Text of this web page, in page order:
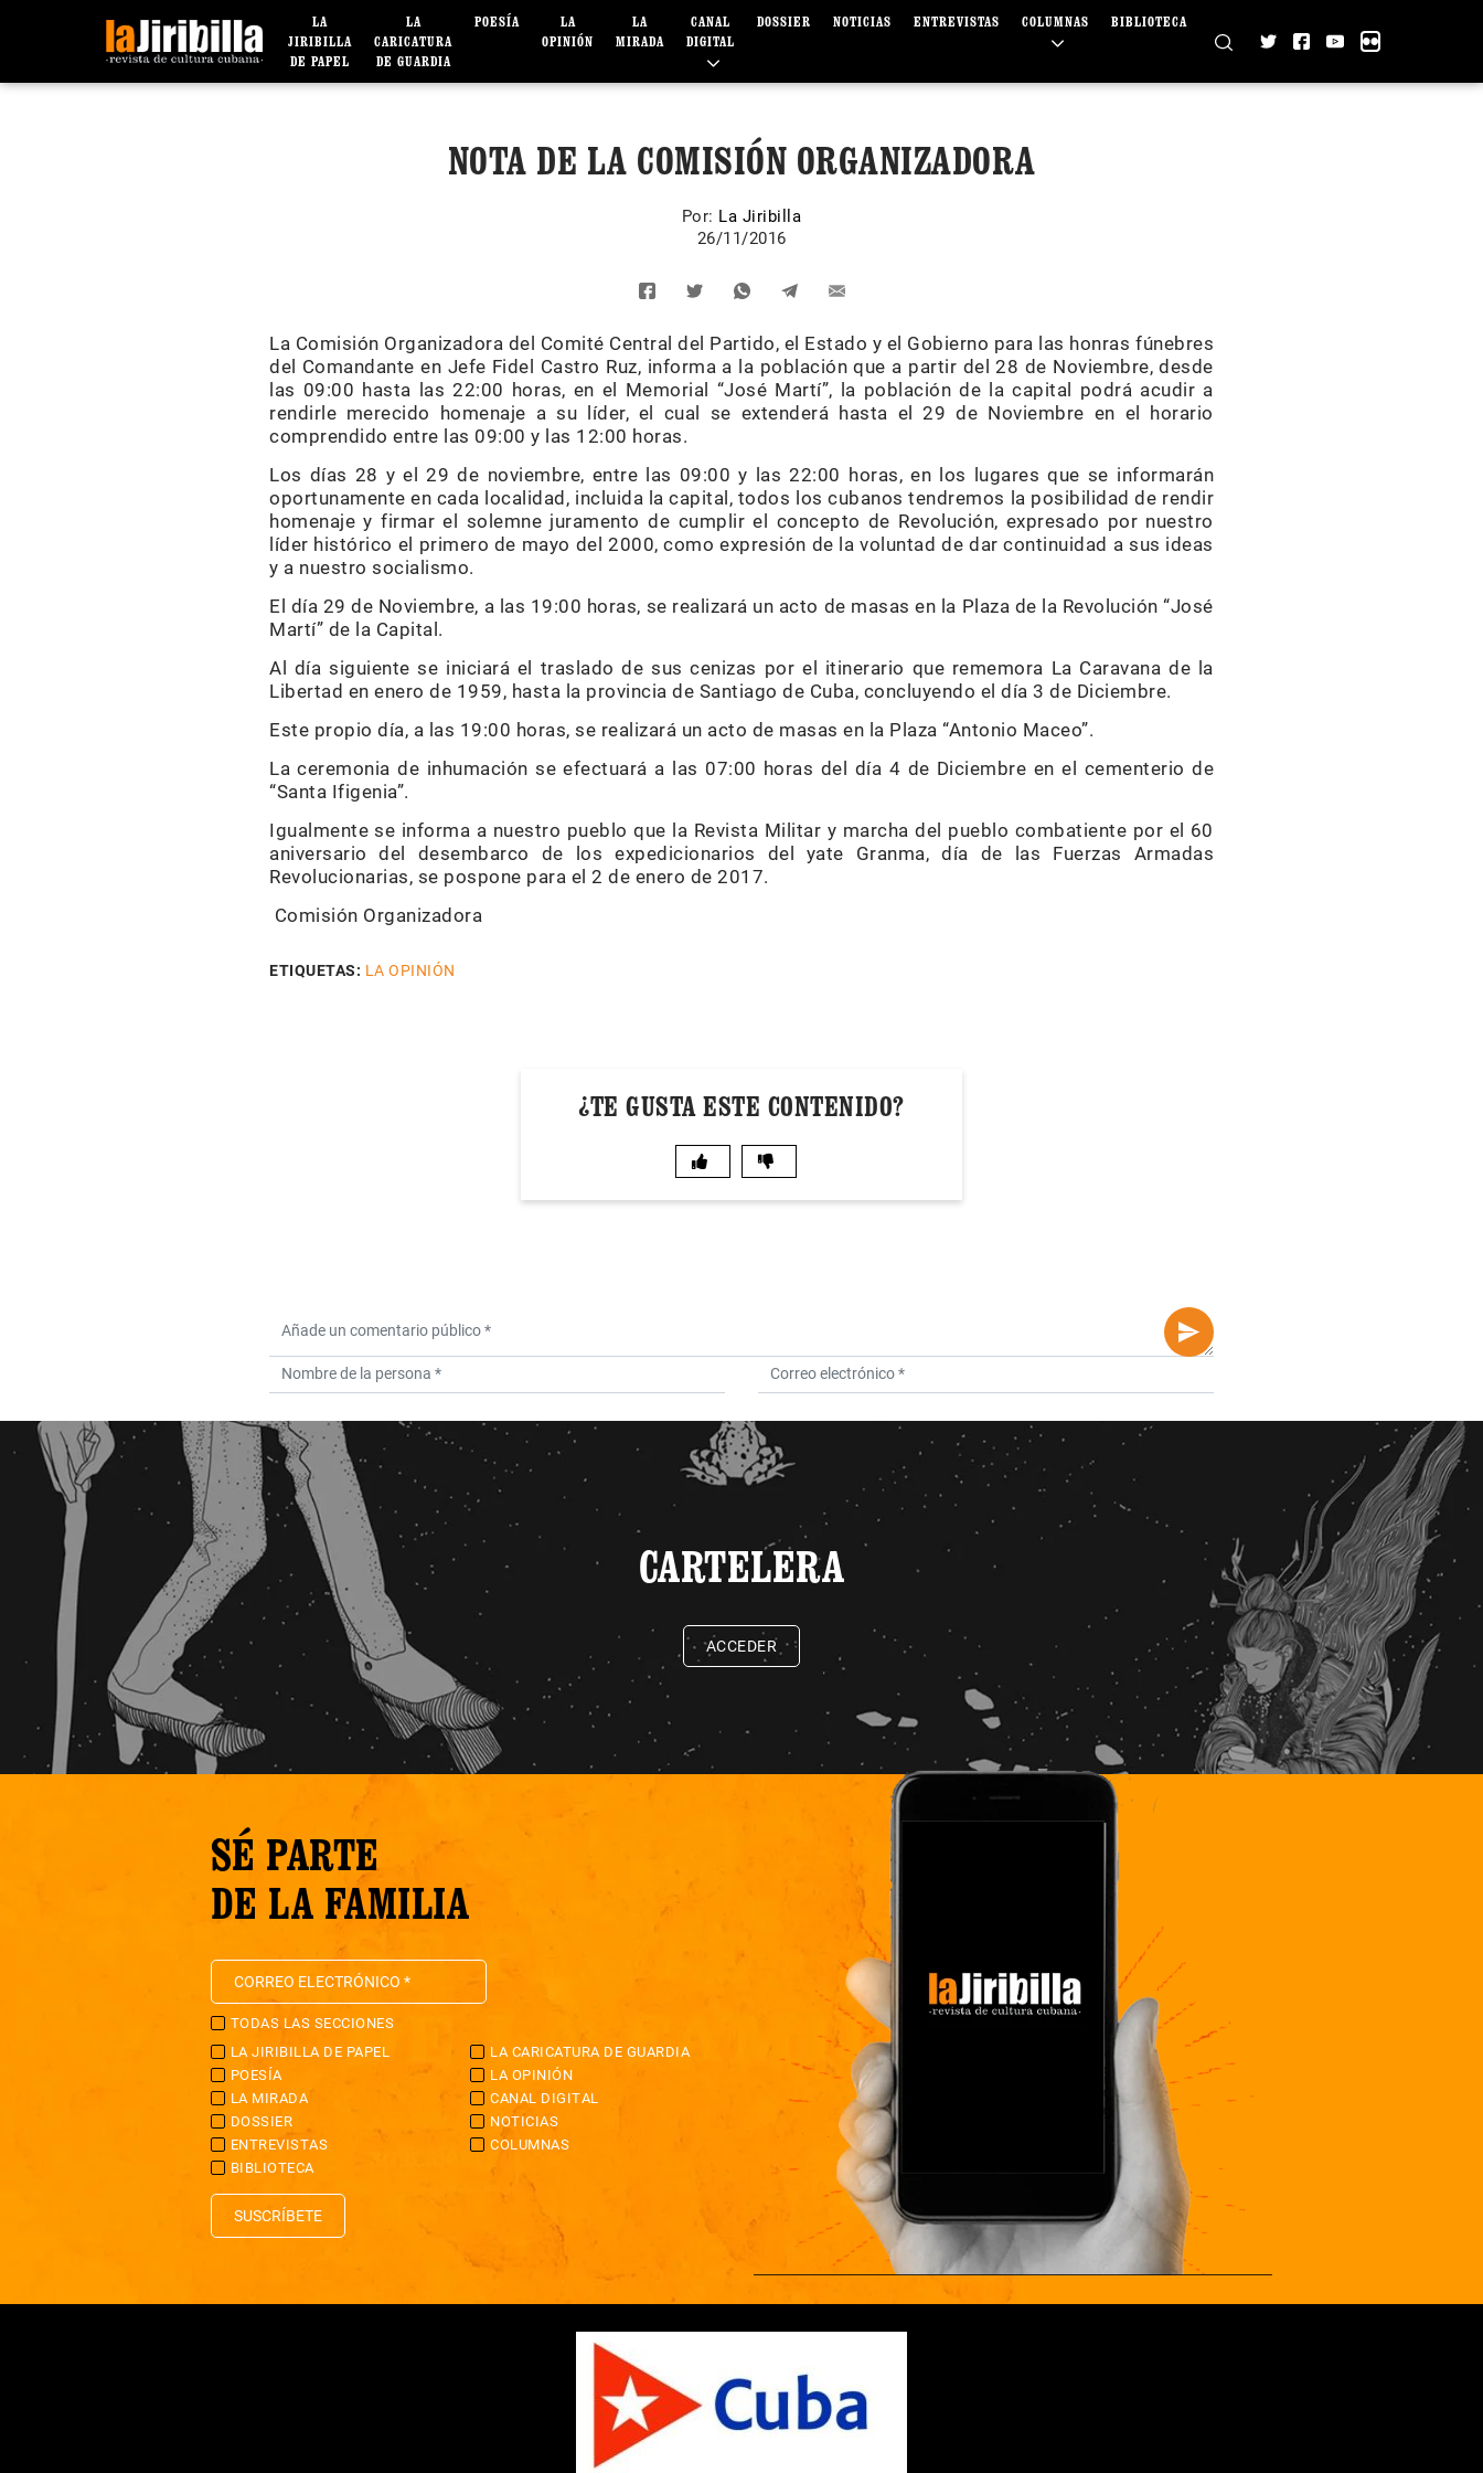
LA
JIRIBILLA
DE PAPEL
LA
CARICATURA
DE GUARDIA
POESÍA
LA
OPINIÓN
LA
MIRADA
CANAL
DIGITAL
DOSSIER NOTICIAS ENTREVISTAS COLUMNAS BIBLIOTECA
NOTA DE LA COMISIÓN ORGANIZADORA
Por: La Jiribilla
26/11/2016
La Comisión Organizadora del Comité Central del Partido, el Estado y el Gobierno para las honras fúnebres
del Comandante en Jefe Fidel Castro Ruz, informa a la población que a partir del 28 de Noviembre, desde
las 09:00 hasta las 22:00 horas, en el Memorial “José Martí”, la población de la capital podrá acudir a
rendirle merecido homenaje a su líder, el cual se extenderá hasta el 29 de Noviembre en el horario
comprendido entre las 09:00 y las 12:00 horas.
Los días 28 y el 29 de noviembre, entre las 09:00 y las 22:00 horas, en los lugares que se informarán
oportunamente en cada localidad, incluida la capital, todos los cubanos tendremos la posibilidad de rendir
homenaje y firmar el solemne juramento de cumplir el concepto de Revolución, expresado por nuestro
líder histórico el primero de mayo del 2000, como expresión de la voluntad de dar continuidad a sus ideas
y a nuestro socialismo.
El día 29 de Noviembre, a las 19:00 horas, se realizará un acto de masas en la Plaza de la Revolución “José
Martí” de la Capital.
Al día siguiente se iniciará el traslado de sus cenizas por el itinerario que rememora La Caravana de la
Libertad en enero de 1959, hasta la provincia de Santiago de Cuba, concluyendo el día 3 de Diciembre.
Este propio día, a las 19:00 horas, se realizará un acto de masas en la Plaza “Antonio Maceo”.
La ceremonia de inhumación se efectuará a las 07:00 horas del día 4 de Diciembre en el cementerio de
“Santa Ifigenia”.
Igualmente se informa a nuestro pueblo que la Revista Militar y marcha del pueblo combatiente por el 60
aniversario del desembarco de los expedicionarios del yate Granma, día de las Fuerzas Armadas
Revolucionarias, se pospone para el 2 de enero de 2017.
Comisión Organizadora
ETIQUETAS: LA OPINIÓN
¿TE GUSTA ESTE CONTENIDO?
CARTELERA
ACCEDER
SÉ PARTE
DE LA FAMILIA
TODAS LAS SECCIONES
LA JIRIBILLA DE PAPEL
LA CARICATURA DE GUARDIA
POESÍA
LA OPINIÓN
LA MIRADA
CANAL DIGITAL
DOSSIER
NOTICIAS
ENTREVISTAS
COLUMNAS
BIBLIOTECA
SUSCRÍBETE